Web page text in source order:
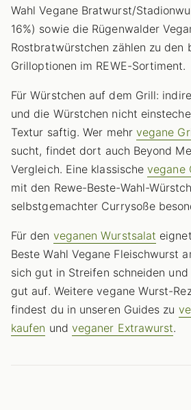
Wahl Vegane Bratwurst/
16%) sowie die Rügenwalder
Rostbratwürstchen zählen zu den
Grilloptionen im REWE-Sortiment.
Für Würstchen auf dem Grill:
und die Würstchen nicht
Textur saftig. Wer mehr vegane
sucht, findet dort auch Beyond
Vergleich. Eine klassischevegane
mit den Rewe-Beste-Wahl-
selbstgemachter Currysoße
Für den veganen Wurstsalat
Beste Wahl Vegane Fleischwurst
sich gut in Streifen schneiden
gut auf. Weitere vegane Wurst-
findest du in unseren Guides zu
kaufen und veganer Extrawurst.